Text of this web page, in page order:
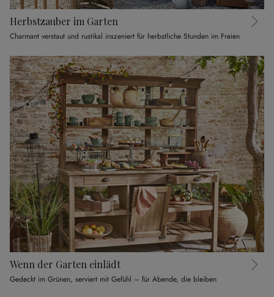
Herbstzauber im Garten
Charmant verstaut und rustikal inszeniert für herbstliche Stunden im Freien
Wenn der Garten einlädt
Gedeckt im Grünen, serviert mit Gefühl – für Abende, die bleiben